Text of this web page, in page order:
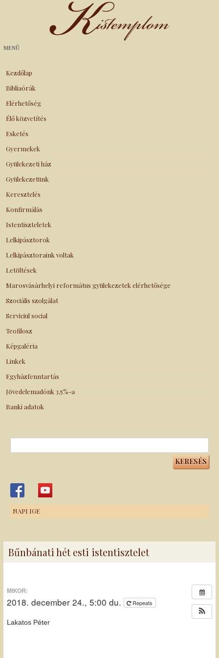
Kistemplom
MENÜ
Kezdőlap
Bibliaórák
Elérhetőség
Élő közvetítés
Esketés
Gyermekek
Gyülekezeti ház
Gyülekezetünk
Keresztelés
Konfirmálás
Istentiszteletek
Lelkipásztorok
Lelkipásztoraink voltak
Letöltések
Marosvásárhelyi református gyülekezetek elérhetősége
Szociális szolgálat
Serviciul social
Teofilosz
Képgaléria
Linkek
Egyházfenntartás
Jövedelemadónk 3,5%-a
Banki adatok
NAPI IGE
Bűnbánati hét esti istentisztelet
MIKOR:
2018. december 24., 5:00 du. Repeats
Lakatos Péter